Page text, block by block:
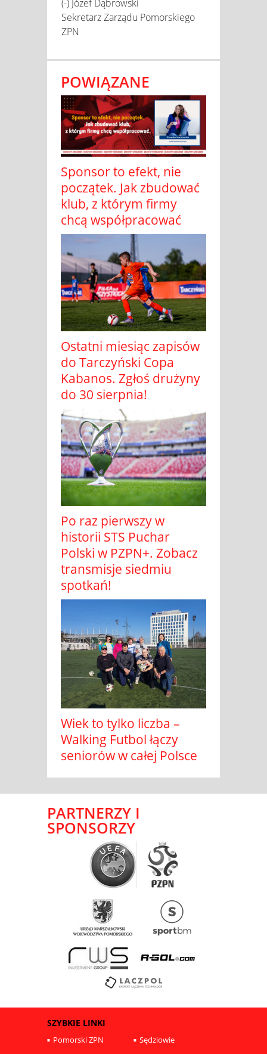
(-) Józef Dąbrowski
Sekretarz Zarządu Pomorskiego
ZPN
POWIĄZANE
Sponsor to efekt, nie
początek. Jak zbudować
klub, z którym firmy
chcą współpracować
Ostatni miesiąc zapisów
do Tarczyński Copa
Kabanos. Zgłoś drużyny
do 30 sierpnia!
Po raz pierwszy w
historii STS Puchar
Polski w PZPN+. Zobacz
transmisje siedmiu
spotkań!
Wiek to tylko liczba –
Walking Futbol łączy
seniorów w całej Polsce
PARTNERZY I
SPONSORZY
SZYBKIE LINKI
Pomorski ZPN Sędziowie